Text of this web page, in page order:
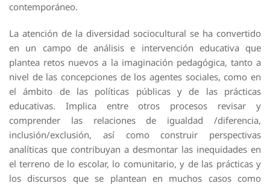
contemporáneo.
La atención de la diversidad sociocultural se ha convertido
en un campo de análisis e intervención educativa que
plantea retos nuevos a la imaginación pedagógica, tanto a
nivel de las concepciones de los agentes sociales, como en
el ámbito de las políticas públicas y de las prácticas
educativas. Implica entre otros procesos revisar y
comprender las relaciones de igualdad /diferencia,
inclusión/exclusión, así como construir perspectivas
analíticas que contribuyan a desmontar las inequidades en
el terreno de lo escolar, lo comunitario, y de las prácticas y
los discursos que se plantean en muchos casos como